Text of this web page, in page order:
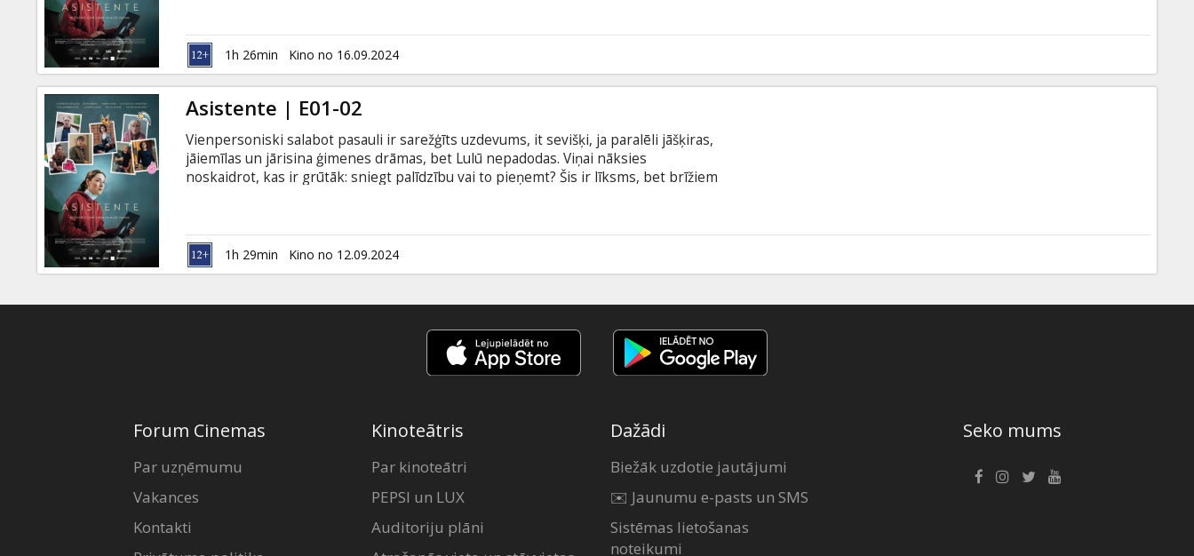
1h 26min Kino no 16.09.2024
Asistente | E01-02
Vienpersoniski salabot pasauli ir sarežģīts uzdevums, it sevišķi, ja paralēli jāšķiras,
jāiemīlas un jārisina ģimenes drāmas, bet Lulū nepadodas. Viņai nāksies
noskaidrot, kas ir grūtāk: sniegt palīdzību vai to pieņemt? Šis ir līksms, bet brīžiem
1h 29min Kino no 12.09.2024
Forum Cinemas
Par uzņēmumu
Vakances
Kontakti
Kinoteātris
Par kinoteātri
PEPSI un LUX
Auditoriju plāni
Dažādi
Biežāk uzdotie jautājumi
✉️ Jaunumu e-pasts un SMS
Sistēmas lietošanas
noteikumi
Seko mums